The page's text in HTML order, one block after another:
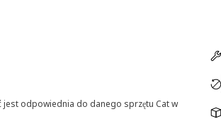
jest odpowiednia do danego sprzętu Cat w